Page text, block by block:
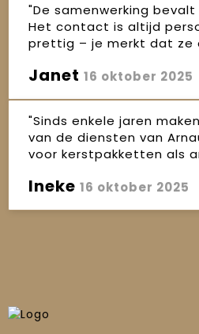
"De samenwerking
Het contact is altijd
prettig – je merkt dat ze
Janet 16 oktober 2025
"Sinds enkele jaren
van de diensten van
voor kerstpakketten als
Ineke 16 oktober 2025